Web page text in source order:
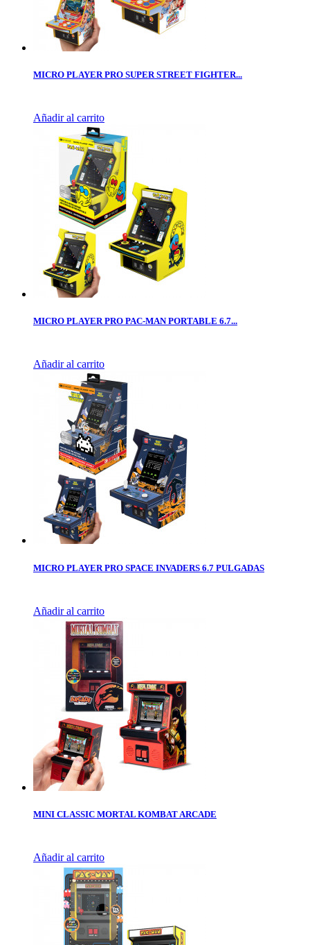
MICRO PLAYER PRO SUPER STREET FIGHTER...
Añadir al carrito
MICRO PLAYER PRO PAC-MAN PORTABLE 6.7...
Añadir al carrito
MICRO PLAYER PRO SPACE INVADERS 6.7 PULGADAS
Añadir al carrito
MINI CLASSIC MORTAL KOMBAT ARCADE
Añadir al carrito